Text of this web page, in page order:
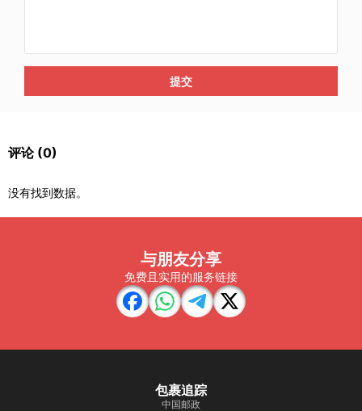
提交
评论 (0)
没有找到数据。
与朋友分享
免费且实用的服务链接
包裹追踪
中国邮政